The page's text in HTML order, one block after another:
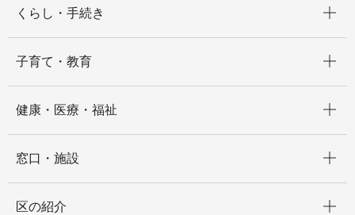
くらし・手続き
子育て・教育
健康・医療・福祉
窓口・施設
区の紹介